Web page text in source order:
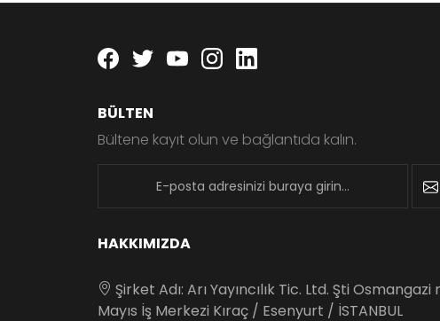
Facebook
twitteryoutubeinstagram
BÜLTEN
Bültene kayıt olun ve bağlantıda kalın.
HAKKIMIZDA
Şirket Adı: Arı Yayıncılık Tic. Ltd. Şti Osmangazi
Mayıs İş Merkezi Kıraç / Esenyurt / İSTANBUL